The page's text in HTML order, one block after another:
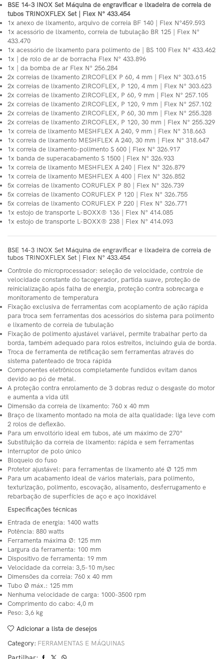
BSE 14-3 INOX Set Máquina de engravificar e lixadeira de correia de
tubos TRINOXFLEX Set | Flex N° 433.454
1x anexo de lixamento, arquivo de correia BF 140 | Flex N°459.593
1x acessório de lixamento, correia de tubulação BR 125 | Flex N°
433.470
1x acessório de lixamento para polimento de | BS 100 Flex N° 433.462
1x | de rolo de ar de borracha Flex N° 433.896
1x | da bomba de ar Flex N° 256.284
2x correias de lixamento ZIRCOFLEX P 60, 4 mm | Flex N° 303.615
2x correias de lixamento ZIRCOFLEX, P 120, 4 mm | Flex N° 303.623
2x correias de lixamento ZIRCOFLEX, P 60, 9 mm | Flex N° 257.105
2x correias de lixamento ZIRCOFLEX, P 120, 9 mm | Flex N° 257.102
2x correias de lixamento ZIRCOFLEX, P 60, 30 mm | Flex N° 255.328
2x correias de lixamento ZIRCOFLEX, P 120, 30 mm | Flex N° 255.329
1x correia de lixamento MESHFLEX A 240, 9 mm | Flex N° 318.663
1x correia de lixamento MESHFLEX A 240, 30 mm | Flex N° 318.647
1x correia de lixamento-polimento S 600 | Flex N° 326.917
1x banda de superacabamento S 1500 | Flex N° 326.933
1x correia de lixamento MESHFLEX A 240 | Flex N° 326.879
1x correia de lixamento MESHFLEX A 400 | Flex N° 326.852
5x correias de lixamento CORUFLEX P 80 | Flex N° 326.739
5x correias de lixamento CORUFLEX P 120 | Flex N° 326.755
5x correias de lixamento CORUFLEX P 220 | Flex N° 326.771
1x estojo de transporte L-BOXX® 136 | Flex N° 414.085
1x estojo de transporte L-BOXX® 238 | Flex N° 414.093
BSE 14-3 INOX Set Máquina de engravificar e lixadeira de correia de
tubos TRINOXFLEX Set | Flex N° 433.454
Controle do microprocessador: seleção de velocidade, controle de
velocidade constante do tacogerador, partida suave, proteção de
reinicialização após falha de energia, proteção contra sobrecarga e
monitoramento de temperatura
Fixação exclusiva de ferramentas com acoplamento de ação rápida
para troca sem ferramentas dos acessórios do sistema para polimento
e lixamento de correia de tubulação
Fixação de polimento ajustável variável, permite trabalhar perto da
borda, também adequado para rolos estreitos, incluindo guia de borda.
Troca de ferramenta de retificação sem ferramentas através do
sistema patenteado de troca rápida
Componentes eletrônicos completamente fundidos evitam danos
devido ao pó de metal.
A proteção contra enrolamento de 3 dobras reduz o desgaste do motor
e aumenta a vida útil
Dimensão da correia de lixamento: 760 x 40 mm
Braço de lixamento montado na mola de alta qualidade: liga leve com
2 rolos de deflexão.
Para um envoltório ideal em tubos, até um máximo de 270°
Substituição da correia de lixamento: rápida e sem ferramentas
Interruptor de polo único
Bloqueio do fuso
Protetor ajustável: para ferramentas de lixamento até Ø 125 mm
Para um acabamento ideal de vários materiais, para polimento,
texturização, polimento, escovação, alisamento, desferrugamento e
rebarbação de superfícies de aço e aço inoxidável
Especificações técnicas
Entrada de energia: 1400 watts
Potência: 880 watts
Ferramenta máxima Ø: 125 mm
Largura da ferramenta: 100 mm
Dispositivo de ferramenta: 19 mm
Velocidade da correia: 3,5-10 m/sec
Dimensões da correia: 760 x 40 mm
Tubo Ø máx.: 125 mm
Nenhuma velocidade de carga: 1000-3500 rpm
Comprimento do cabo: 4,0 m
Peso: 3,6 kg
Adicionar a lista de desejos
Category: FERRAMENTAS E MÁQUINAS